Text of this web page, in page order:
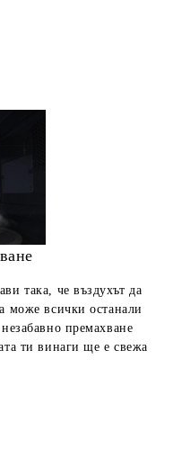
така, че въздухът да
може всички останали
премахване
ти винаги ще е свежа